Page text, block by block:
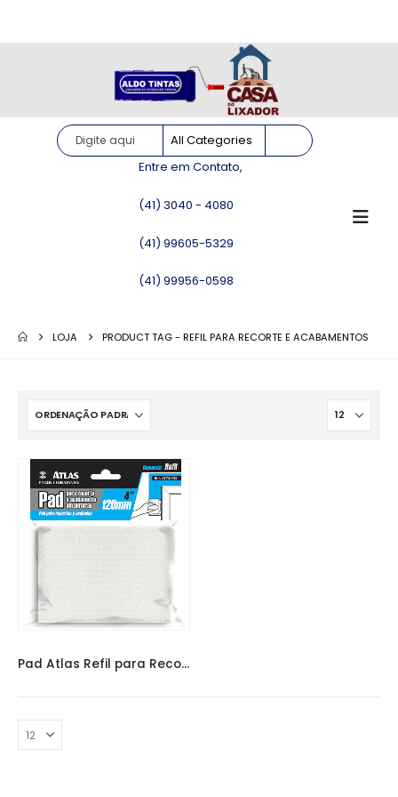
Entre em Contato,
(41) 3040 - 4080
(41) 99605-5329
(41) 99956-0598
LOJA PRODUCT TAG -REFIL PARA RECORTE E ACABAMENTOS
Pad Atlas Refil para Recorte e Acabamentos 750/35